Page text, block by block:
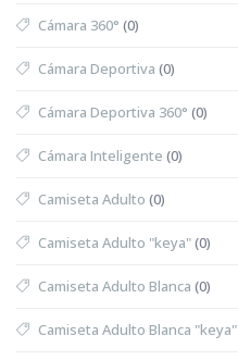
Cámara 360° (0)
Cámara Deportiva (0)
Cámara Deportiva 360° (0)
Cámara Inteligente (0)
Camiseta Adulto (0)
Camiseta Adulto "keya"(0)
Camiseta Adulto Blanca (0)
Camiseta Adulto Blanca "keya"